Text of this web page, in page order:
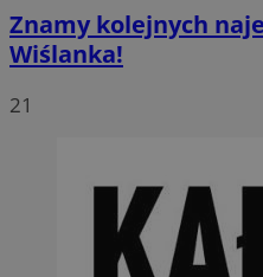
Znamy kolejnych
Wiślanka!
21